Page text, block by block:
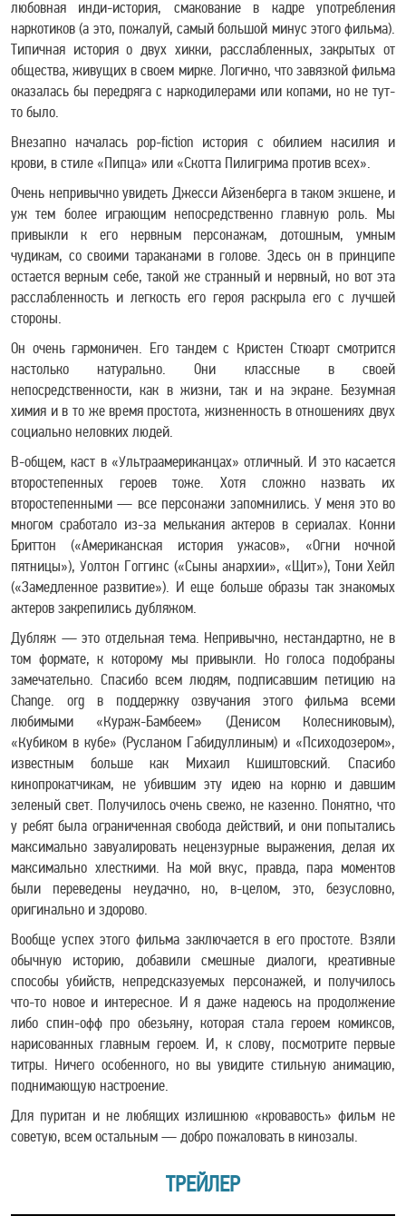
любовная инди-история, смакование в кадре употребления
наркотиков (а это, пожалуй, самый большой минус этого фильма).
Типичная история o двух хикки, расслабленных, закрытых от
общества, живущих в своем мирке. Логично, что завязкой фильма
оказалась бы передряга с наркодилерами или копами, но не тут-
то было.
Внезапно началась pop-fiction история с обилием насилия и
крови, в стиле «Пипца» или «Скотта Пилигрима против всех».
Очень непривычно увидеть Джесси Айзенберга в таком экшене, и
уж тем более играющим непосредственно главную роль. Мы
привыкли к его нервным персонажам, дотошным, умным
чудикам, со своими тараканами в голове. Здесь он в принципе
остается верным себе, такой же странный и нервный, но вот эта
расслабленность и легкость его героя раскрыла его с лучшей
стороны.
Он очень гармоничен. Его тандем с Кристен Стюарт смотрится
настолько натурально. Они классные в своей
непосредственности, как в жизни, так и на экране. Безумная
химия и в то же время простота, жизненность в отношениях двух
социально неловких людей.
В-общем, каст в «Ультраамериканцах» отличный. И это касается
второстепенных героев тоже. Хотя сложно назвать их
второстепенными — все персонажи запомнились. У меня это во
многом сработало из-за мелькания актеров в сериалах. Конни
Бриттон («Американская история ужасов», «Огни ночной
пятницы»), Уолтон Гоггинс («Сыны анархии», «Щит»), Тони Хейл
(«Замедленное развитие»). И еще больше образы так знакомых
актеров закрепились дубляжом.
Дубляж — это отдельная тема. Непривычно, нестандартно, не в
том формате, к которому мы привыкли. Но голоса подобраны
замечательно. Спасибо всем людям, подписавшим петицию на
Change. org в поддержку озвучания этого фильма всеми
любимыми «Кураж-Бамбеем» (Денисом Колесниковым),
«Кубиком в кубе» (Русланом Габидуллиным) и «Психодозером»,
известным больше как Михаил Кшиштовский. Спасибо
кинопрокатчикам, не убившим эту идею на корню и давшим
зеленый свет. Получилось очень свежо, не казенно. Понятно, что
у ребят была ограниченная свобода действий, и они попытались
максимально завуалировать нецензурные выражения, делая их
максимально хлесткими. На мой вкус, правда, пара моментов
были переведены неудачно, но, в-целом, это, безусловно,
оригинально и здорово.
Вообще успех этого фильма заключается в его простоте. Взяли
обычную историю, добавили смешные диалоги, креативные
способы убийств, непредсказуемых персонажей, и получилось
что-то новое и интересное. И я даже надеюсь на продолжение
либо спин-офф про обезьяну, которая стала героем комиксов,
нарисованных главным героем. И, к слову, посмотрите первые
титры. Ничего особенного, но вы увидите стильную анимацию,
поднимающую настроение.
Для пуритан и не любящих излишнюю «кровавость» фильм не
советую, всем остальным — добро пожаловать в кинозалы.
ТРЕЙЛЕР